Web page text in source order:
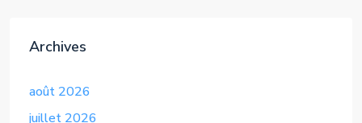
Archives
août 2026
juillet 2026